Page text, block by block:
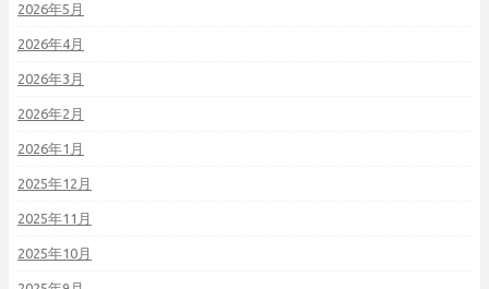
2026年5月
2026年4月
2026年3月
2026年2月
2026年1月
2025年12月
2025年11月
2025年10月